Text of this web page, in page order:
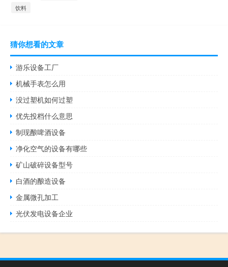
饮料
猜你想看的文章
游乐设备工厂
机械手表怎么用
没过塑机如何过塑
优先投档什么意思
制现酿啤酒设备
净化空气的设备有哪些
矿山破碎设备型号
白酒的酿造设备
金属微孔加工
光伏发电设备企业